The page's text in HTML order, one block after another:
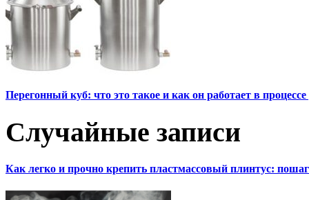
Перегонный куб: что это такое и как он работает в
Случайные записи
Как легко и прочно крепить пластмассовый плинтус: